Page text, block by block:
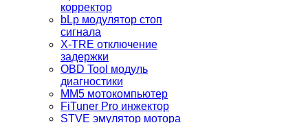
корректор
bLp модулятор стоп
сигнала
X-TRE отключение
задержки
OBD Tool модуль
диагностики
MM5 мотокомпьютер
FiTuner Pro инжектор
STVE эмулятор мотора